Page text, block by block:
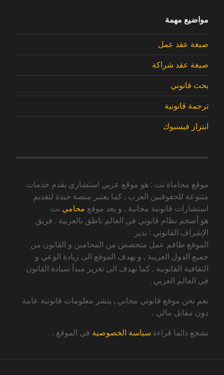
مواضيع مهمة
صيغة عقد عمل
صيغة عقد شراكة
بحث قانوني
ترجمة قانونية
ابتزاز فيسبوك
موقع محاماة نت : هو موقع عربي استشاري يقدم خدمات
متنوعة للحقوقيين العرب , كما يعتبر منصة جيدة لتقديم
استشارات قانونية مجانية , و يعد موقع محامي نت
هو أضخم نظام قانوني في العالم ناطق بالعربية . فريق
الإشراف القانوني : يدير
الموقع طاقم عمل متخصص من المحامين و القانون من
جميع الدول العربية , و يهدف الموقع الى زيادة الوعي و
الثقافية القانونية , كما يهدف الى تعزيز مبدأ سيادة القانون
في العالم العربي .
نعم نحن موقع قانوني مجاني , ينشر معلومات قانونية عامة
دون مقابل مالي .
نشجع دائما قراءة سياسة الخصوصية في الموقع .